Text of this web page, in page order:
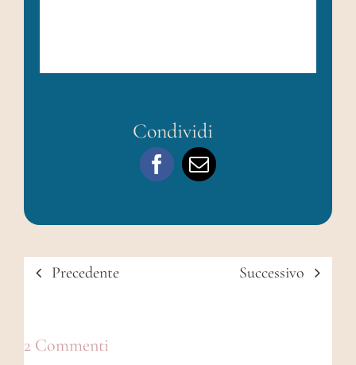
Condividi
Precedente Successivo
2 Commenti